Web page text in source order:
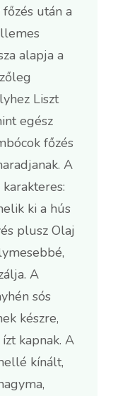
után a
alapja a
Liszt
egész
főzés
A
ki a hús
plusz Olaj
A
sós
készre,
kapnak. A
kínált,